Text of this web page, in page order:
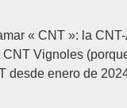
« CNT »: la
Vignoles
desde enero de